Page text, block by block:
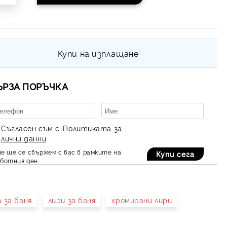
Купи на изплащане
ПОРЪЧКА
Съгласен съм с Политиката за
лични данни
ще се свържем с вас в рамките на
ден.
за баня лири за баня хромирани лири